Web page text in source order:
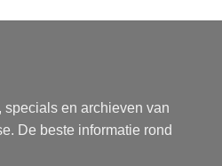
specials en archieven van
De beste informatie rond